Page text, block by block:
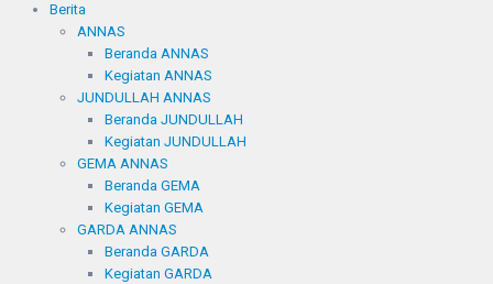
Berita
ANNAS
Beranda ANNAS
Kegiatan ANNAS
JUNDULLAH ANNAS
Beranda JUNDULLAH
Kegiatan JUNDULLAH
GEMA ANNAS
Beranda GEMA
Kegiatan GEMA
GARDA ANNAS
Beranda GARDA
Kegiatan GARDA